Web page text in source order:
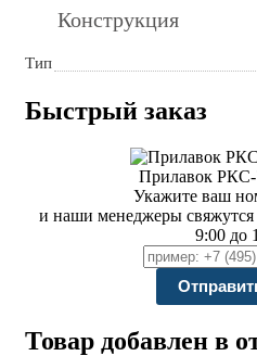
Конструкция
Тип
Быстрый заказ
Прилавок
Укажите ваш
и наши менеджеры свяжутся
9:00 до
Товар добавлен в